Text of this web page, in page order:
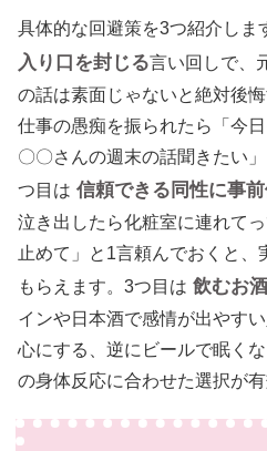
具体的な回避策を3つ紹介しま
入り口を封じる言い回しで、
の話は素面じゃないと絶対後
仕事の愚痴を振られたら「今
〇〇さんの週末の話聞きたい
つ目は 信頼できる同性に事
泣き出したら化粧室に連れて
止めて」と1言頼んでおくと、
もらえます。3つ目は 飲むお
インや日本酒で感情が出やす
心にする、逆にビールで眠く
の身体反応に合わせた選択が有